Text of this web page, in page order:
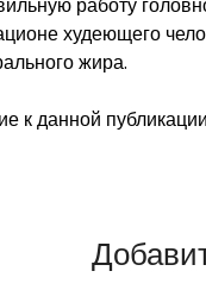
работу
худеющего
жира.
к данной публикации